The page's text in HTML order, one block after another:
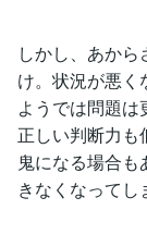
しかし、あか
け。状況が悪く
ようでは問題
正しい判断力
鬼になる場合
きなくなってし